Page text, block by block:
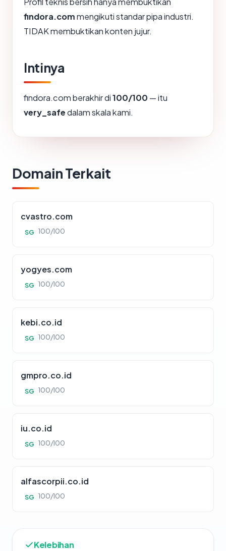
findora.commengikuti standar pipa industri.
TIDAK membuktikan konten jujur.
Intinya
findora.com berakhir di100/100 — itu
very_safedalam skala kami.
Domain Terkait
cvastro.com
SG 100/100
yogyes.com
SG 100/100
kebi.co.id
SG 100/100
gmpro.co.id
SG 100/100
iu.co.id
SG 100/100
alfascorpii.co.id
SG 100/100
Kelebihan